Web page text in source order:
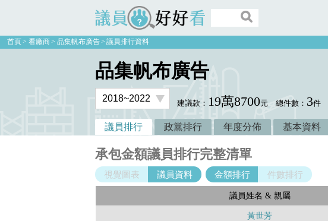
議員好好看
首頁 看廠商 品集帆布廣告 議員排行資料
品集帆布廣告
建議款： 19萬8700元 總件數： 3件
議員排行 政黨排行 年度分佈 基本資料
承包金額議員排行完整清單
視覺圖表 議員資料 金額排行 件數排行
議員姓名 & 親屬
黃世芳